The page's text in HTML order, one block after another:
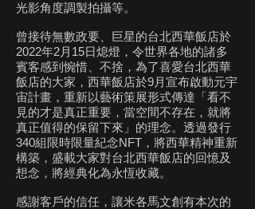
光影角度調製拍攝等。
曾接待無數政要、巨星的台北西華飯店於
2022年2月15日熄燈，令世界各地的諸多
賓客感到惋惜、不捨，為了喜愛台北西華
飯店的大家，西華飯店於9月宣布啟動元宇
宙計畫，重新以藝術策展形式傳達「看不
見的才是真正重要，當空間不存在，就將
真正值得的保留下來」的理念。透過發行
340組限時限量紀念NFT，將西華精神重新
構築，盛載大家對台北西華飯店的回憶及
想念，將經典化為永恆收藏。
感謝客戶的信任，讓米各馬文創有本次的